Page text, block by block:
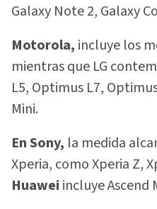
Galaxy Note 2, Galaxy
Motorola, incluye los
mientras que LG
L5, Optimus L7,
Mini.
En Sony, la medida
Xperia, como Xperia Z,
Huawei incluye Ascend